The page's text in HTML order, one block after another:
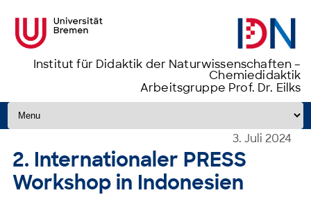
Institut für Didaktik der Naturwissenschaften –
Chemiedidaktik
Arbeitsgruppe Prof. Dr. Eilks
Zum Inhalt springen
3. Juli 2024
2. Internationaler PRESS
Workshop in Indonesien